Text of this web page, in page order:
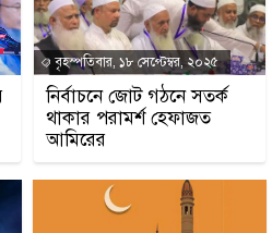
বৃহস্পতিবার, ১৮ সেপ্টেম্বর, ২০২৫
নির্বাচনে জোট গঠনে সতর্ক
থাকার পরামর্শ হেফাজত
আমিরের